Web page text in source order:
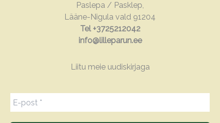
Paslepa / Pasklep,
Lääne-Nigula vald 91204
Tel +3725212042
info@lilleparun.ee
Liitu meie uudiskirjaga